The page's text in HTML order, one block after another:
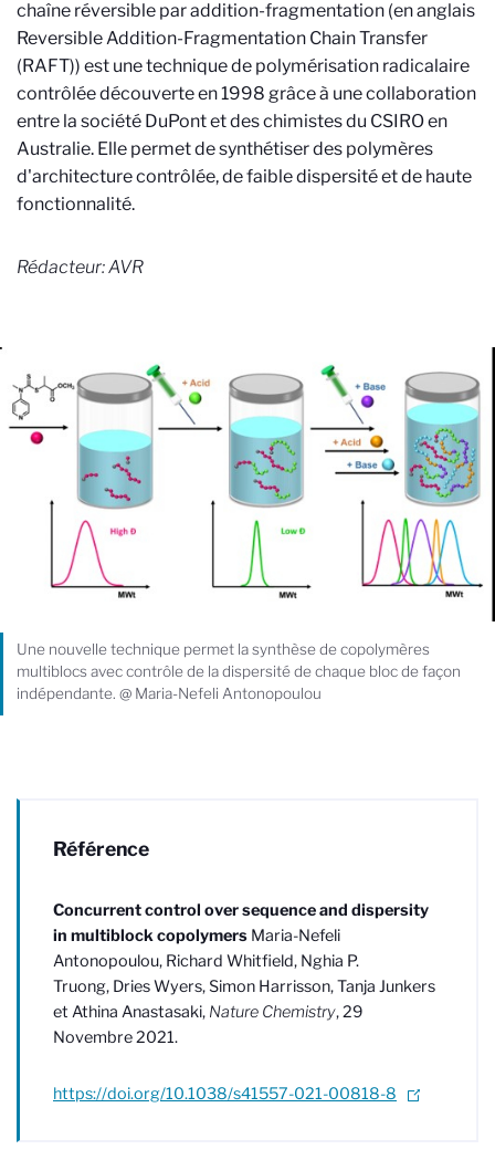
chaîne réversible par addition-fragmentation (en anglais
Reversible Addition-Fragmentation Chain Transfer
(RAFT)) est une technique de polymérisation radicalaire
contrôlée découverte en 1998 grâce à une collaboration
entre la société DuPont et des chimistes du CSIRO en
Australie. Elle permet de synthétiser des polymères
d'architecture contrôlée, de faible dispersité et de haute
fonctionnalité.
Rédacteur: AVR
Une nouvelle technique permet la synthèse de copolymères
multiblocs avec contrôle de la dispersité de chaque bloc de façon
indépendante. @ Maria-Nefeli Antonopoulou
Référence
Concurrent control over sequence and dispersity
in multiblock copolymers Maria-Nefeli
Antonopoulou, Richard Whitfield, Nghia P.
Truong, Dries Wyers,Simon Harrisson, Tanja Junkers
et Athina Anastasaki, Nature Chemistry, 29
Novembre 2021.
https://doi.org/10.1038/s41557-021-00818-8